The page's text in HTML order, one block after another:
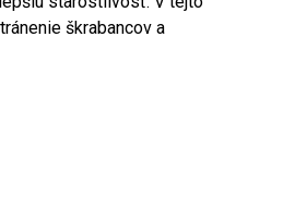
škrabancov a